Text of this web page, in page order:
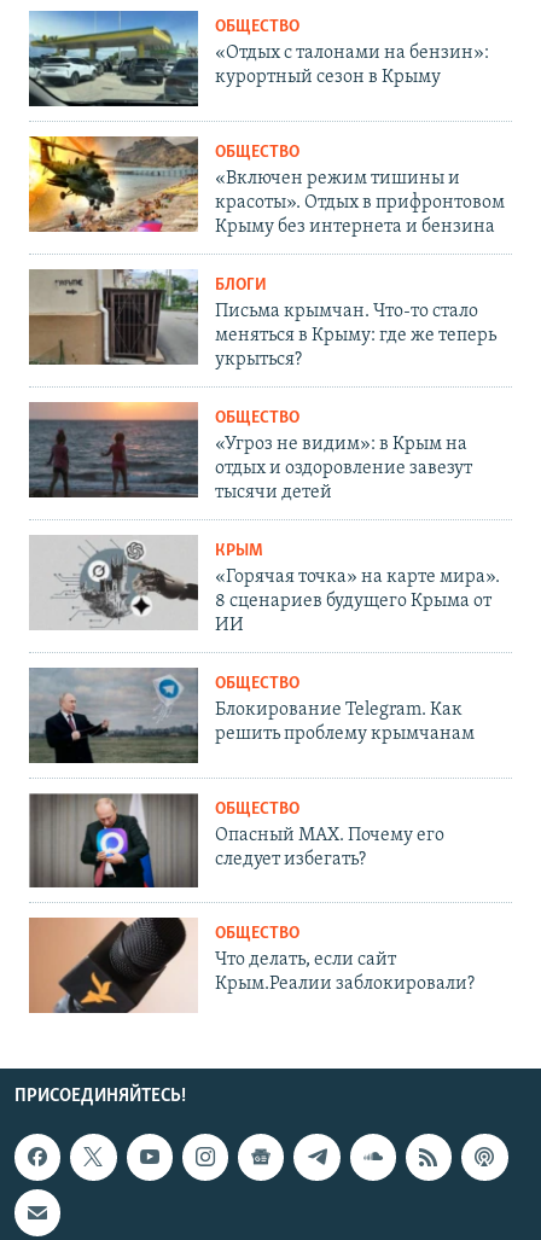
ОБЩЕСТВО
«Отдых с талонами на бензин»:
курортный сезон в Крыму
ОБЩЕСТВО
«Включен режим тишины и
красоты». Отдых в прифронтовом
Крыму без интернета и бензина
БЛОГИ
Письма крымчан. Что-то стало
меняться в Крыму: где же теперь
укрыться?
ОБЩЕСТВО
«Угроз не видим»: в Крым на
отдых и оздоровление завезут
тысячи детей
КРЫМ
«Горячая точка» на карте мира».
8 сценариев будущего Крыма от
ИИ
ОБЩЕСТВО
Блокирование Telegram. Как
решить проблему крымчанам
ОБЩЕСТВО
Опасный MAX. Почему его
следует избегать?
ОБЩЕСТВО
Что делать, если сайт
Крым.Реалии заблокировали?
ПРИСОЕДИНЯЙТЕСЬ!